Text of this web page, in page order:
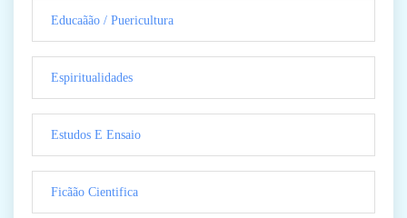
Educaãão / Puericultura
Espiritualidades
Estudos E Ensaio
Ficãão Cientifica